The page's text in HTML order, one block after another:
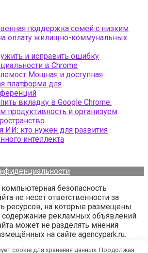
поддержка семей с низким
оплату жилищно-коммунальных
и исправить ошибку
в Chrome
Мощная и доступная
платформа для
вкладку в Google Chrome:
продуктивность и организуем
ИИ: кто нужен для развития
интеллекта
безопасность
не несет ответственности за
ресурсов, на которые размещены
содержание рекламных объявлений.
может не разделять мнения
на сайте agencypark.ru.
cookie для хранения данных. Продолжая